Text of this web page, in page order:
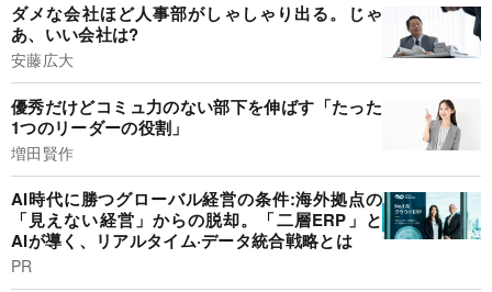
ダメな会社ほど人事部がしゃしゃり出る。じゃ
あ、いい会社は?
安藤広大
優秀だけどコミュ力のない部下を伸ばす「たった
1つのリーダーの役割」
増田賢作
AI時代に勝つグローバル経営の条件:海外拠点の
「見えない経営」からの脱却。「二層ERP」と
AIが導く、リアルタイム·データ統合戦略とは
PR